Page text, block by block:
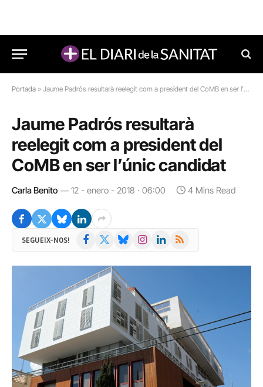
Portada » Jaume Padrós resultarà reelegit com a president del CoMB en ser l’únic candidat
Jaume Padrós resultarà
reelegit com a president del
CoMB en ser l’únic candidat
Carla Benito 12 - enero - 2018 · 06:00 4 Mins Read
SEGUEIX-NOS! Facebook BlueskyInstagramLinkedIn
RSS